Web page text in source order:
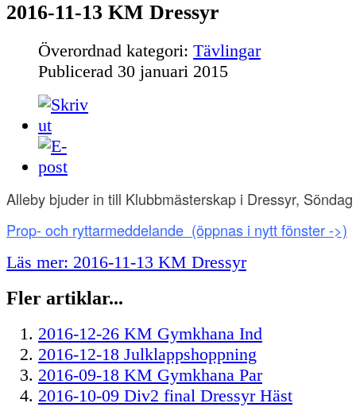
2016-11-13 KM Dressyr
Överordnad kategori: Tävlingar
Publicerad 30 januari 2015
Alleby bjuder in till Klubbmästerskap i Dressyr,
Prop- och ryttarmeddelande (öppnas i nytt fönster ->)
Läs mer: 2016-11-13 KM Dressyr
Fler artiklar...
2016-12-26 KM Gymkhana Ind
2016-12-18 Julklappshoppning
2016-09-18 KM Gymkhana Par
2016-10-09 Div2 final Dressyr Häst